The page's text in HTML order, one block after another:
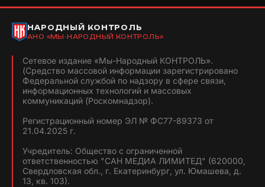
НАРОДНЫЙ КОНТРОЛЬ
АНО «МЫ-НАРОДНЫЙ КОНТРОЛЬ»
Сетевое издание «Мы-Народный КОНТРОЛЬ».
(Средство массовой информации зарегистрировано
Федеральной службой по надзору в сфере связи,
информационных технологий и массовых
коммуникаций (Роскомнадзор).
Регистрационный номер ЭЛ № ФС77-89373 от
21.04.2025 г.
Учредитель: Общество с ограниченной
ответственностью "САН МЕДИА ЛИМИТЕД" (620000,
Свердловская обл., г. Екатеринбург, ул. Юмашева, д.
13, кв. 103).